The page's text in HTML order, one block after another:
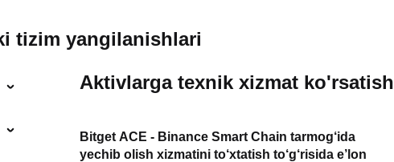
tizim yangilanishlari
Aktivlarga texnik xizmat ko'rsatish
Bitget ACE - Binance Smart Chain tarmog‘ida
yechib olish xizmatini to‘xtatish to‘g‘risida e’lon